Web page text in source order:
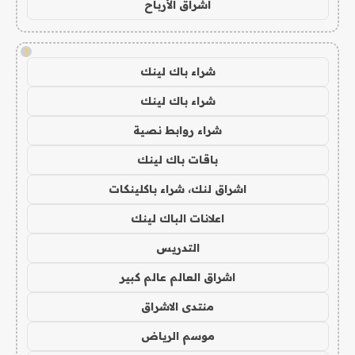
اشراق الأرباح
!
شراء باك لينك
شراء باك لينك
شراء روابط نصية
باقات باك لينك
اشراق لنك، شراء باكلينكات
اعلانات الباك لينك
التدريس
اشراق العالم عالم كبير
منتدى الاشراق
موسم الرياض